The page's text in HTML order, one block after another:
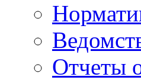
Отчеты